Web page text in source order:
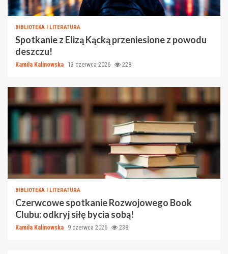
BIBLIOTEKA I LITERATURA
Spotkanie z Elizą Kącką przeniesione z powodu
deszczu!
Kamila Kalinowska 13 czerwca 2026 228
BIBLIOTEKA I LITERATURA
Czerwcowe spotkanie Rozwojowego Book
Clubu: odkryj siłę bycia sobą!
Kamila Kalinowska 9 czerwca 2026 238